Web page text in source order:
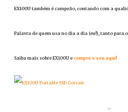
EX100U também é campeão, contando com a
Palavra de quem usa no dia a dia (eu!), tanto para
Saiba mais sobre EX100U ecompre o seu aqui!
…